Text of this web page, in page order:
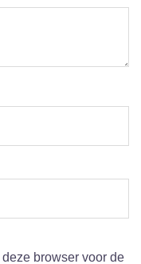
browser voor de